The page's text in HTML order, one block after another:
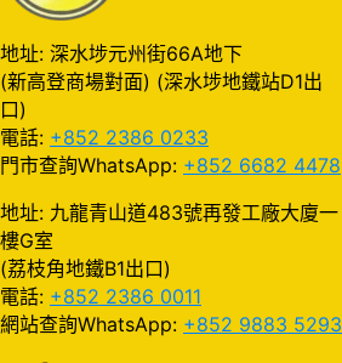
地址: 深水埗元州街66A地下
(新高登商場對面) (深水埗地鐵站D1出
口)
電話: +852 2386 0233
門市查詢WhatsApp: +852 6682 4478
地址: 九龍青山道483號再發工廠大廈一
樓G室
(荔枝角地鐵B1出口)
電話: +852 2386 0011
網站查詢WhatsApp: +852 9883 5293